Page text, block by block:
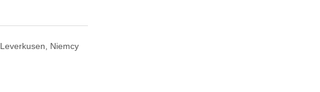
Leverkusen, Niemcy